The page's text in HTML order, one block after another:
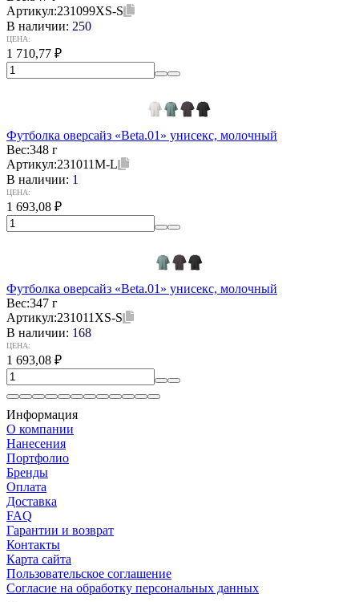
Артикул:231099XS-S
В наличии: 250
ЦЕНА:
1 710,77 ₽
Футболка оверсайз «Beta.01» унисекс, молочный
Вес:348 г
Артикул:231011M-L
В наличии: 1
ЦЕНА:
1 693,08 ₽
Футболка оверсайз «Beta.01» унисекс, молочный
Вес:347 г
Артикул:231011XS-S
В наличии: 168
ЦЕНА:
1 693,08 ₽
Информация
О компании
Нанесения
Портфолио
Бренды
Оплата
Доставка
FAQ
Гарантии и возврат
Контакты
Карта сайта
Пользовательское соглашение
Согласие на обработку персональных данных